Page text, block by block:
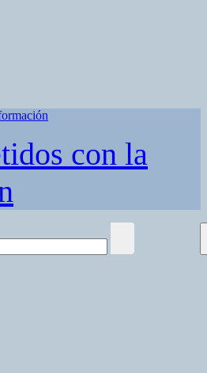
con la